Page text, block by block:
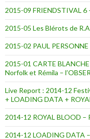
2015-09 FRIENDSTIVAL 6
2015-05 Les Blérots de
2015-02 PAUL
2015-01 CARTE
Norfolk et Rémila –
Live Report : 2014-12
+ LOADING DATA +
2014-12 ROYAL BLOOD –
2014-12 LOADING DATA